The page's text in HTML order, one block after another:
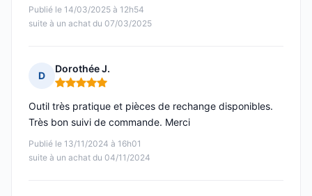
Publié le 14/03/2025 à 12h54
suite à un achat du 07/03/2025
D
Dorothée J.
Note : 5 sur 5
Publié le 13/11/2024 à 16h01
suite à un achat du 04/11/2024
Outil très pratique et pièces de rechange disponibles.
Très bon suivi de commande. Merci